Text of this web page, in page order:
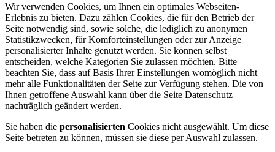
Wir verwenden Cookies, um Ihnen ein optimales Webseiten-
Erlebnis zu bieten. Dazu zählen Cookies, die für den Betrieb der
Seite notwendig sind, sowie solche, die lediglich zu anonymen
Statistikzwecken, für Komforteinstellungen oder zur Anzeige
personalisierter Inhalte genutzt werden. Sie können selbst
entscheiden, welche Kategorien Sie zulassen möchten. Bitte
beachten Sie, dass auf Basis Ihrer Einstellungen womöglich nicht
mehr alle Funktionalitäten der Seite zur Verfügung stehen. Die von
Ihnen getroffene Auswahl kann über die Seite Datenschutz
nachträglich geändert werden.
Sie haben die personalisierten Cookies nicht ausgewählt. Um diese
Seite betreten zu können, müssen sie diese per Auswahl zulassen.